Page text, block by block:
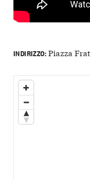
INDIRIZZO:Piazza